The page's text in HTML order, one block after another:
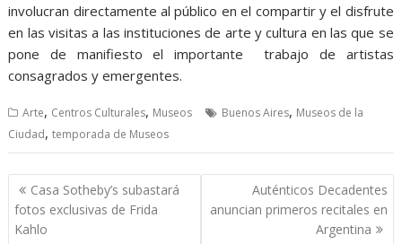
involucran directamente al público en el compartir y el disfrute
en las visitas a las instituciones de arte y cultura en las que se
pone de manifiesto el importante trabajo de artistas
consagrados y emergentes.
Arte, Centros Culturales, Museos Buenos Aires, Museos de la
Ciudad,temporada de Museos
Navegación
de
entradas
Casa Sotheby’s subastará
fotos exclusivas de Frida
Kahlo
Auténticos Decadentes
anuncian primeros recitales en
Argentina